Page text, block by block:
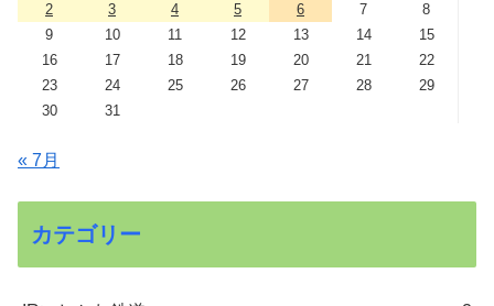
2
3 4 5 6 7
8
9
10 11 12 13 14
15
16
17 18 19 20 21
22
23
24 25 26 27 28
29
30
31
« 7月
カテゴリー